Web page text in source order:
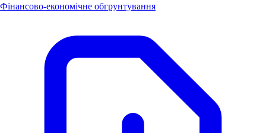
Фінансово-економічне обгрунтування